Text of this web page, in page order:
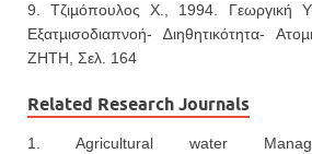
9. Τζιµόπουλος Χ., 1994. Γεωργική
Εξατµισοδιαπνοή- ∆ιηθητικότητα-
ΖΗΤΗ, Σελ. 164
Related Research Journals
1. Agricultural water